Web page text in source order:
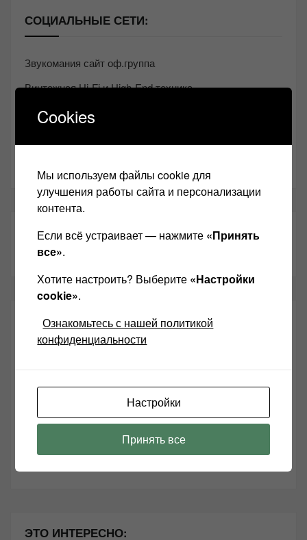
СОЦИАЛЬНЫЕ СЕТИ:
Звукомания сайт оф.группа
Винтажная Hi-Fi и High-End техника
Контакт
ТАКЖЕ ЧИТАЕМ:
СВЕЖИЕ ЗАПИСИ
Чем дороже аудиотехника, тем лучше звучит?
Секреты Hi-Fi
10 способов оптимизации потоковой музыки
ЭТО ИНТЕРЕСНО:
Cookies
Мы используем файлы cookie для
улучшения работы сайта и персонализации
контента.
Если всё устраивает — нажмите «Принять
все».
Хотите настроить? Выберите «Настройки
cookie».
Ознакомьтесь с нашей политикой
конфиденциальности
Настройки
Принять все